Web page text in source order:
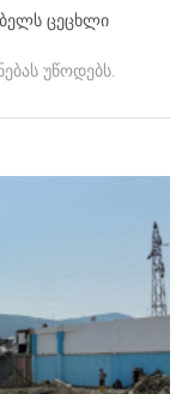
ცეცხლი
უწოდებს.